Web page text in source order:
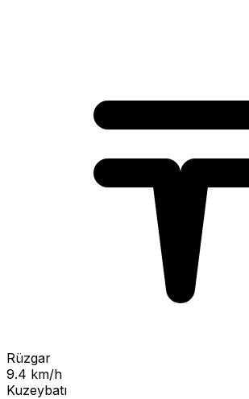
Rüzgar
9.4 km/h
Kuzeybatı